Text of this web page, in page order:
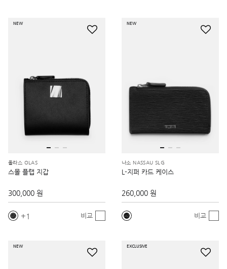
NEW
올라스 OLAS
스몰 플랩 지갑
300,000 원
1 비교
NEW
나소 NASSAU SLG
L-지퍼 카드 케이스
260,000 원
비교
NEW EXCLUSIVE